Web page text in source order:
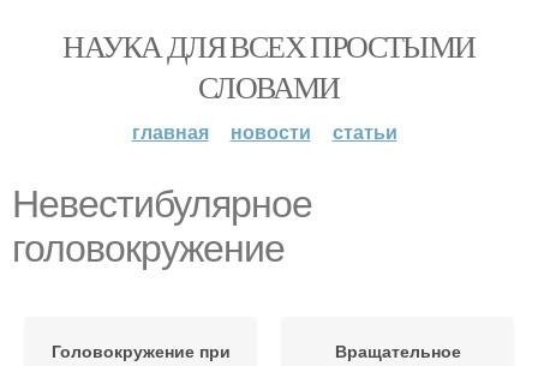
НАУКА ДЛЯ ВСЕХ ПРОСТЫМИ
СЛОВАМИ
главная новости статьи
Невестибулярное
головокружение
Головокружение при
Вращательное